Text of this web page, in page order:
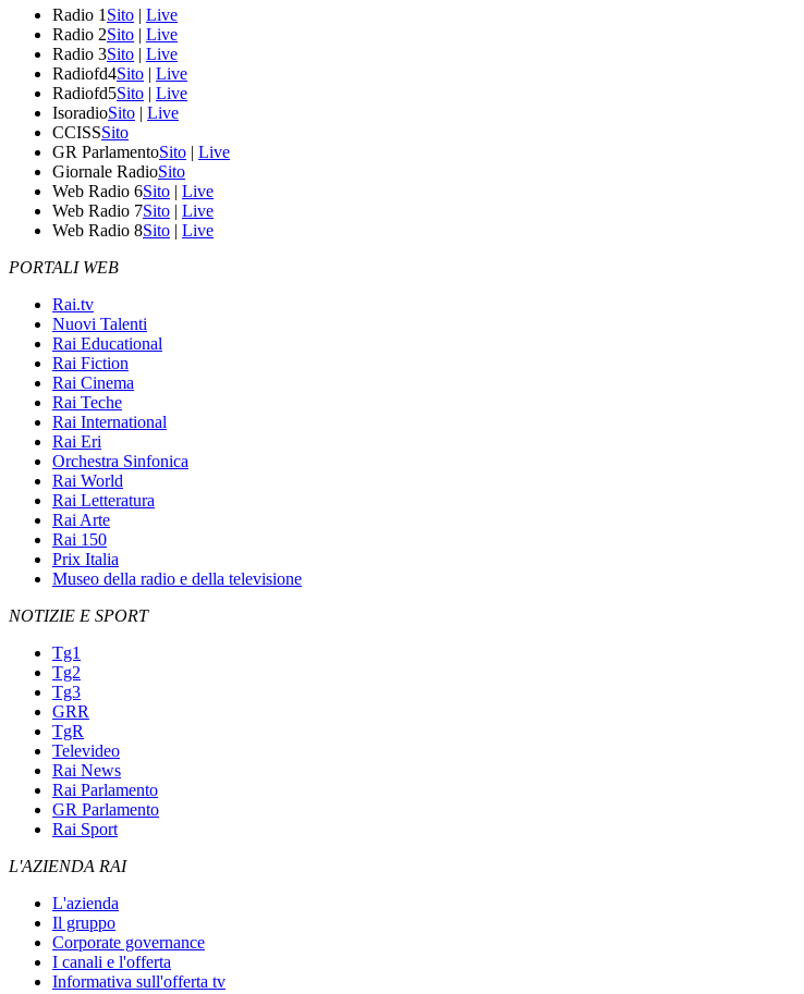
Radio 1 Sito | Live
Radio 2Sito | Live
Radio 3Sito | Live
Radiofd4Sito | Live
Radiofd5Sito | Live
IsoradioSito | Live
CCISSSito
GR ParlamentoSito | Live
Giornale RadioSito
Web Radio 6Sito | Live
Web Radio 7Sito | Live
Web Radio 8Sito | Live
PORTALI WEB
Rai.tv
Nuovi Talenti
Rai Educational
Rai Fiction
Rai Cinema
Rai Teche
Rai International
Rai Eri
Orchestra Sinfonica
Rai World
Rai Letteratura
Rai Arte
Rai 150
Prix Italia
Museo della radio e della televisione
NOTIZIE E SPORT
Tg1
Tg2
Tg3
GRR
TgR
Televideo
Rai News
Rai Parlamento
GR Parlamento
Rai Sport
L'AZIENDA RAI
L'azienda
Il gruppo
Corporate governance
I canali e l'offerta
Informativa sull'offerta tv